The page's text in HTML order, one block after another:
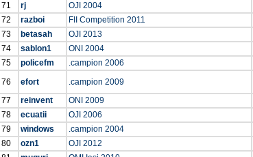
71
rj OJI 2004
72
razboi FII Competition 2011
73
betasah OJI 2013
74
sablon1 ONI 2004
75
policefm .campion 2006
76
efort .campion 2009
77
reinvent ONI 2009
78
ecuatii OJI 2006
79
windows .campion 2004
80
ozn1 OJI 2012